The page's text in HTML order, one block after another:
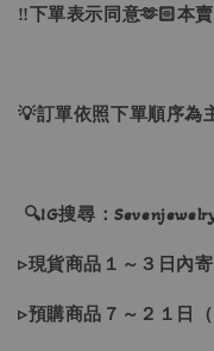
‼下單表示同意🫶🏻本
💡訂單依照下單順序為
🔍IG搜尋：
▹現貨商品１～３日內
▹預購商品７～２１日